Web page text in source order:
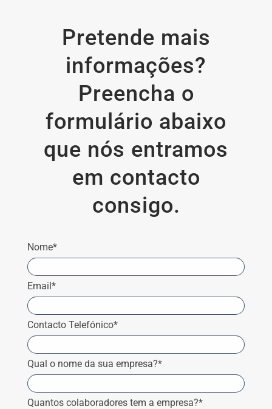
Pretende mais
informações?
Preencha o
formulário abaixo
que nós entramos
em contacto
consigo.
Nome*
Email*
Contacto Telefónico*
Qual o nome da sua empresa?*
Quantos colaboradores tem a empresa?*